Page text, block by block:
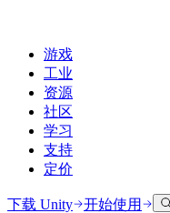
游戏
工业
资源
社区
学习
支持
定价
开发
使用案例
技术库
社区中心
适合每个级别
支持选项
下载 Unity 开始使用